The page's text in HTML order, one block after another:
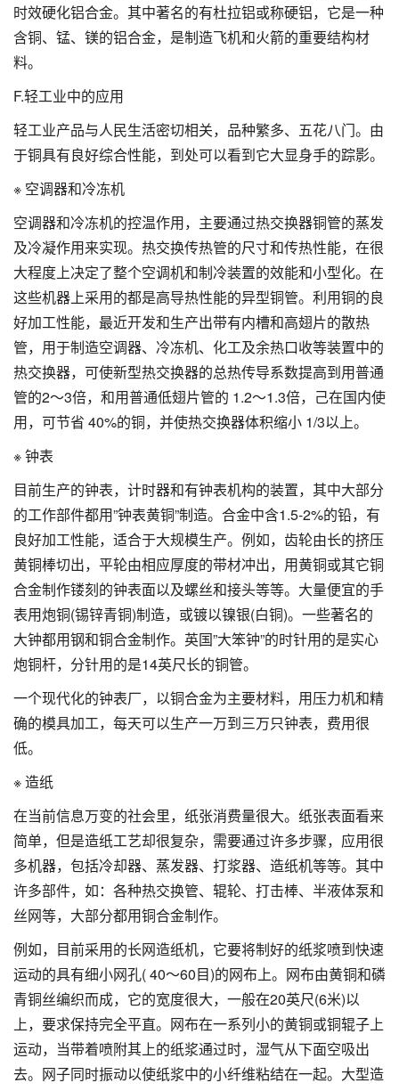
时效硬化铝合金。其中著名的有杜拉铝或称硬铝，它是一种
含铜、锰、镁的铝合金，是制造飞机和火箭的重要结构材
料。
F.轻工业中的应用
轻工业产品与人民生活密切相关，品种繁多、五花八门。由
于铜具有良好综合性能，到处可以看到它大显身手的踪影。
※ 空调器和冷冻机
空调器和冷冻机的控温作用，主要通过热交换器铜管的蒸发
及冷凝作用来实现。热交换传热管的尺寸和传热性能，在很
大程度上决定了整个空调机和制冷装置的效能和小型化。在
这些机器上采用的都是高导热性能的异型铜管。利用铜的良
好加工性能，最近开发和生产出带有内槽和高翅片的散热
管，用于制造空调器、冷冻机、化工及余热口收等装置中的
热交换器，可使新型热交换器的总热传导系数提高到用普通
管的2～3倍，和用普通低翅片管的 1.2～1.3倍，己在国内使
用，可节省 40%的铜，并使热交换器体积缩小 1/3以上。
※ 钟表
目前生产的钟表，计时器和有钟表机构的装置，其中大部分
的工作部件都用”钟表黄铜”制造。合金中含1.5-2%的铅，有
良好加工性能，适合于大规模生产。例如，齿轮由长的挤压
黄铜棒切出，平轮由相应厚度的带材冲出，用黄铜或其它铜
合金制作镂刻的钟表面以及螺丝和接头等等。大量便宜的手
表用炮铜(锡锌青铜)制造，或镀以镍银(白铜)。一些著名的
大钟都用钢和铜合金制作。英国”大笨钟”的时针用的是实心
炮铜杆，分针用的是14英尺长的铜管。
一个现代化的钟表厂，以铜合金为主要材料，用压力机和精
确的模具加工，每天可以生产一万到三万只钟表，费用很
低。
※ 造纸
在当前信息万变的社会里，纸张消费量很大。纸张表面看来
简单，但是造纸工艺却很复杂，需要通过许多步骤，应用很
多机器，包括冷却器、蒸发器、打浆器、造纸机等等。其中
许多部件，如：各种热交换管、辊轮、打击棒、半液体泵和
丝网等，大部分都用铜合金制作。
例如，目前采用的长网造纸机，它要将制好的纸浆喷到快速
运动的具有细小网孔( 40～60目)的网布上。网布由黄铜和磷
青铜丝编织而成，它的宽度很大，一般在20英尺(6米)以
上，要求保持完全平直。网布在一系列小的黄铜或铜辊子上
运动，当带着喷附其上的纸浆通过时，湿气从下面空吸出
去。网子同时振动以使纸浆中的小纤维粘结在一起。大型造